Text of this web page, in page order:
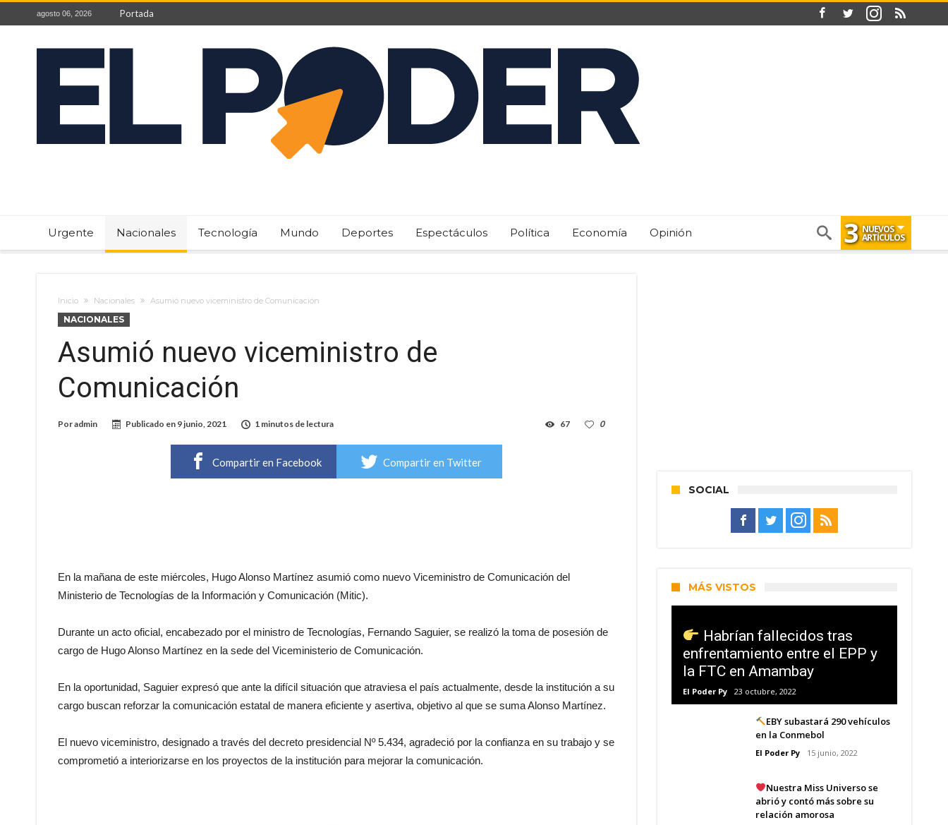
agosto 06, 2026 Portada
Urgente Nacionales Tecnología Mundo Deportes Espectáculos Política Economía Opinión 3 NUEVOS
ARTÍCULOS
Inicio Nacionales Asumió nuevo viceministro de Comunicación
NACIONALES
Asumió nuevo viceministro de
Comunicación
Poradmin Publicado en 9 junio, 2021 1 minutos de lectura 0
67
Compartir en Facebook Compartir en Twitter
En la mañana de este miércoles, Hugo Alonso Martínez asumió como nuevo Viceministro de Comunicación del
Ministerio de Tecnologías de la Información y Comunicación (Mitic).
Durante un acto oficial, encabezado por el ministro de Tecnologías, Fernando Saguier, se realizó la toma de posesión de
cargo de Hugo Alonso Martínez en la sede del Viceministerio de Comunicación.
En la oportunidad, Saguier expresó que ante la difícil situación que atraviesa el país actualmente, desde la institución a su
cargo buscan reforzar la comunicación estatal de manera eficiente y asertiva, objetivo al que se suma Alonso Martínez.
El nuevo viceministro, designado a través del decreto presidencial Nº 5.434, agradeció por la confianza en su trabajo y se
comprometió a interiorizarse en los proyectos de la institución para mejorar la comunicación.
SOCIAL
MÁS VISTOS
Habrían fallecidos tras
enfrentamiento entre el EPP y
la FTC en Amambay
El Poder Py 23 octubre, 2022
EBY subastará 290 vehículos
en la Conmebol
El Poder Py 15 junio, 2022
Nuestra Miss Universo se
abrió y contó más sobre su
relación amorosa